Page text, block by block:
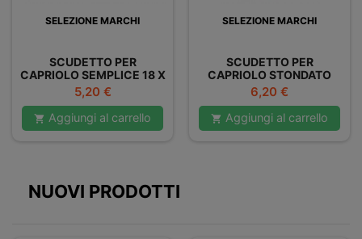
SELEZIONE MARCHI
SCUDETTO PER
CAPRIOLO SEMPLICE 18 X
11 CM
Prezzo
5,20 €
 Aggiungi al carrello
SELEZIONE MARCHI
SCUDETTO PER
CAPRIOLO STONDATO
Prezzo
6,20 €
 Aggiungi al carrello
NUOVI PRODOTTI